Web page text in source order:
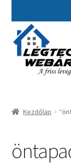
navigációhoz
tartalomba
Kezdőlap
A fiókom
Ajánlatkérés
Általános
Kezdőlap